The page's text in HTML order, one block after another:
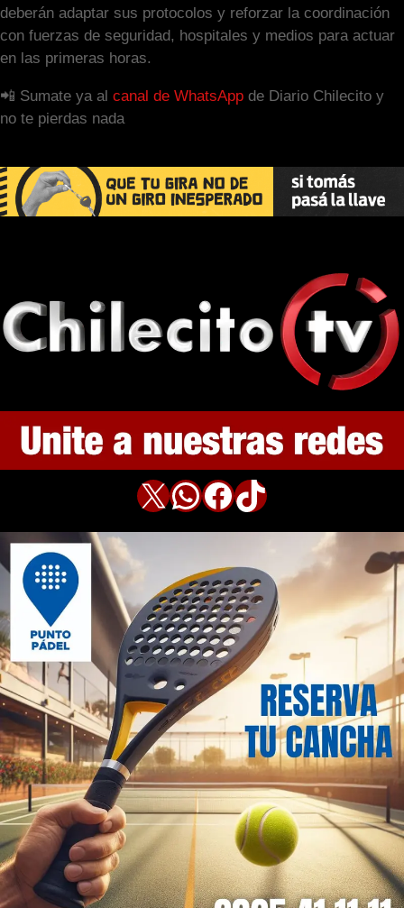
deberán adaptar sus protocolos y reforzar la coordinación
con fuerzas de seguridad, hospitales y medios para actuar
en las primeras horas.
📲 Sumate ya al canal de WhatsApp de Diario Chilecito y
no te pierdas nada
X WhatsApp Facebook TikTok